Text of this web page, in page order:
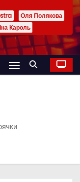
Оля Полякова
Кароль